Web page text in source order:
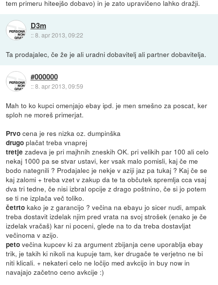
tem primeru hiteejšo dobavo) in je zato upravičeno lahko dražji.
D3m
::8. apr 2013, 09:22
Ta prodajalec, če že je ali uradni dobavitelj ali partner dobavitelja.
#000000
::8. apr 2013, 09:59
Mah to ko kupci omenjajo ebay ipd. je men smešno za poscat, ker
sploh ne moreš primerjat.
Prvo cena je res nizka oz. dumpinška
drugo plačat treba vnaprej
tretje zadeva je pri majhnih zneskih OK. pri velikih par 100 ali celo
nekaj 1000 pa se stvar ustavi, ker vsak malo pomisli, kaj če me
bodo nategnili ? Prodajalec je nekje v aziji jaz pa tukaj ? Kaj če se
kaj zalomi + treba vzet v zakup da te ta občutek spremlja cca vsaj
dva tri tedne, če nisi izbral opcije z drago poštnino, če si jo potem
se ti ne izplača več toliko.
četrto kako je z garancijo ? večina na ebayu jo sicer nudi, ampak
treba dostavit izdelak njim pred vrata na svoj strošek (enako je če
izdelak vračaš) kar ni poceni, glede na to da treba dostavljat
večinoma v azijo.
peto večina kupcev ki za argument zbijanja cene uporablja ebay
trik, je takih ki nikoli na kupuje tam, ker drugače te verjetno ne bi
niti klicali. + nekateri celo ne ločijo med avkcijo in buy now in
navajajo začetno ceno avkcije :)